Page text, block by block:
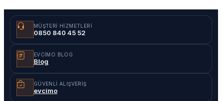
MÜŞTERI HIZMETLERI
0850 840 45 52
EVCIMO BLOG
Blog
GÜVENLI ALIŞVERIŞ
evcimo